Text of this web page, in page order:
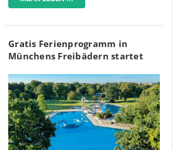
Gratis Ferienprogramm in
Münchens Freibädern startet